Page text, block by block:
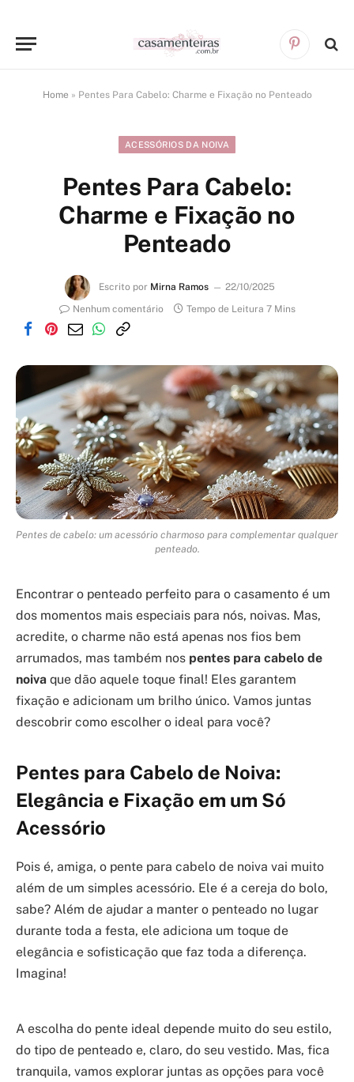
Pinterest
Home » Pentes Para Cabelo: Charme e Fixação no Penteado
ACESSÓRIOS DA NOIVA
Pentes Para Cabelo:
Charme e Fixação no
Penteado
Escrito por Mirna Ramos
22/10/2025
Nenhum comentário
Tempo de Leitura 7 Mins
Pentes de cabelo: um acessório charmoso para complementar qualquer
penteado.
Encontrar o penteado perfeito para o casamento é um
dos momentos mais especiais para nós, noivas. Mas,
acredite, o charme não está apenas nos fios bem
arrumados, mas também nos pentes para cabelo de
noiva que dão aquele toque final! Eles garantem
fixação e adicionam um brilho único. Vamos juntas
descobrir como escolher o ideal para você?
Pentes para Cabelo de Noiva:
Elegância e Fixação em um Só
Acessório
Pois é, amiga, o pente para cabelo de noiva vai muito
além de um simples acessório. Ele é a cereja do bolo,
sabe? Além de ajudar a manter o penteado no lugar
durante toda a festa, ele adiciona um toque de
elegância e sofisticação que faz toda a diferença.
Imagina!
A escolha do pente ideal depende muito do seu estilo,
do tipo de penteado e, claro, do seu vestido. Mas, fica
tranquila, vamos explorar juntas as opções para você